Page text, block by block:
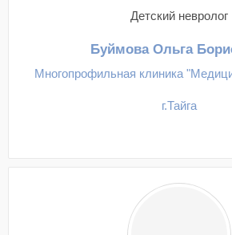
Детский невролог
Буймова Ольга
Многопрофильная клиника
г.Тайга